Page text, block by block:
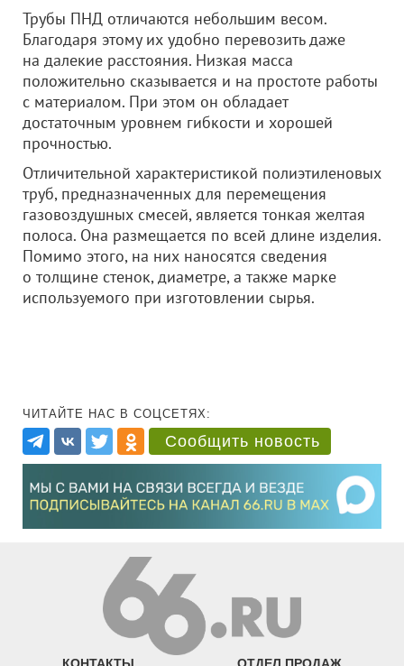
Трубы ПНД отличаются небольшим весом.
Благодаря этому их удобно перевозить даже
на далекие расстояния. Низкая масса
положительно сказывается и на простоте работы
с материалом. При этом он обладает
достаточным уровнем гибкости и хорошей
прочностью.
Отличительной характеристикой полиэтиленовых
труб, предназначенных для перемещения
газовоздушных смесей, является тонкая желтая
полоса. Она размещается по всей длине изделия.
Помимо этого, на них наносятся сведения
о толщине стенок, диаметре, а также марке
используемого при изготовлении сырья.
ЧИТАЙТЕ НАС В СОЦСЕТЯХ:
Сообщить новость